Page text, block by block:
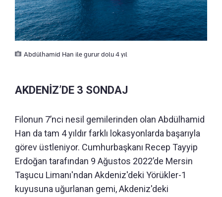
Abdülhamid Han ile gurur dolu 4 yıl
AKDENİZ’DE 3 SONDAJ
Filonun 7’nci nesil gemilerinden olan Abdülhamid
Han da tam 4 yıldır farklı lokasyonlarda başarıyla
görev üstleniyor. Cumhurbaşkanı Recep Tayyip
Erdoğan tarafından 9 Ağustos 2022’de Mersin
Taşucu Limanı'ndan Akdeniz'deki Yörükler-1
kuyusuna uğurlanan gemi, Akdeniz'deki